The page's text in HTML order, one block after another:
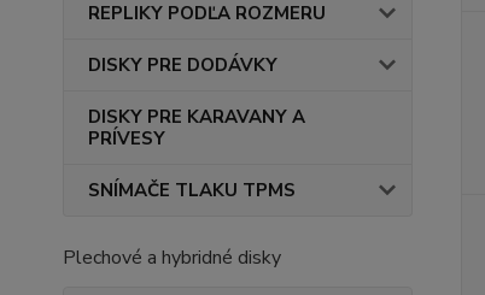
REPLIKY PODĽA ROZMERU
DISKY PRE DODÁVKY
DISKY PRE KARAVANY A
PRÍVESY
SNÍMAČE TLAKU TPMS
Plechové a hybridné disky